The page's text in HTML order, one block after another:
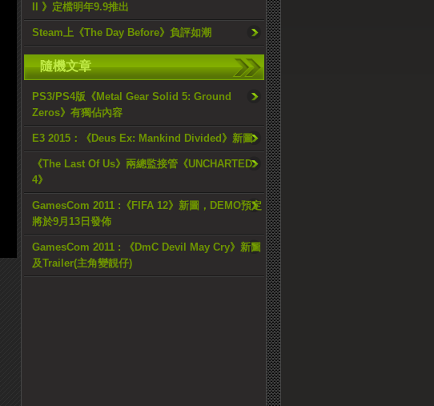
II 》定檔明年9.9推出
Steam上《The Day Before》負評如潮
隨機文章
PS3/PS4版《Metal Gear Solid 5: Ground
Zeros》有獨佔內容
E3 2015：《Deus Ex: Mankind Divided》新圖
《The Last Of Us》兩總監接管《UNCHARTED
4》
GamesCom 2011 :《FIFA 12》新圖，DEMO預定
將於9月13日發佈
GamesCom 2011 : 《DmC Devil May Cry》新圖
及Trailer(主角變靚仔)